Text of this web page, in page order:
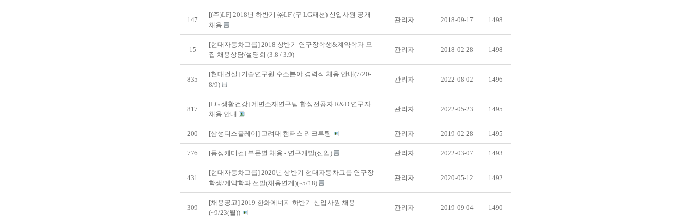
147
[(주)LF] 2018년 하반기 ㈜LF (구 LG패션) 신입사원 공개
채용
관리자 2018-09-17 1498
15
[현대자동차그룹] 2018 상반기 연구장학생&계약학과 모
집 채용상담/설명회 (3.8 / 3.9)
관리자 2018-02-28 1498
835
[현대건설] 기술연구원 수소분야 경력직 채용 안내(7/20-
8/9)
관리자 2022-08-02 1496
817
[LG 생활건강] 계면소재연구팀 합성전공자 R&D 연구자
채용 안내
관리자 2022-05-23 1495
200 [삼성디스플레이] 고려대 캠퍼스 리크루팅 관리자 2019-02-28 1495
776 [동성케미컬] 부문별 채용 - 연구개발(신입) 관리자 2022-03-07 1493
431
[현대자동차그룹] 2020년 상반기 현대자동차그룹 연구장
학생/계약학과 선발(채용연계)(~5/18)
관리자 2020-05-12 1492
309
[채용공고] 2019 한화에너지 하반기 신입사원 채용
(~9/23(월))
관리자 2019-09-04 1490